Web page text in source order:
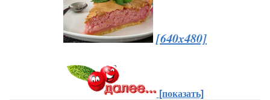
[640x480]
[показать]